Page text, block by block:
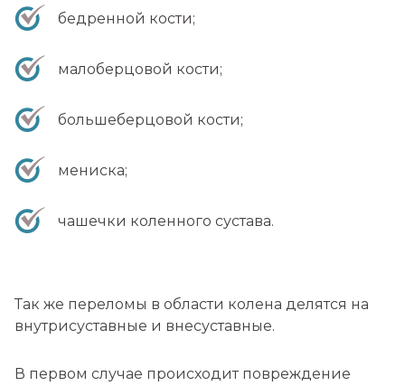
бедренной кости;
малоберцовой кости;
большеберцовой кости;
мениска;
чашечки коленного сустава.
Так же переломы в области колена делятся на
внутрисуставные и внесуставные.
В первом случае происходит повреждение